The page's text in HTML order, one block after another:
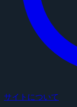
サイトについて